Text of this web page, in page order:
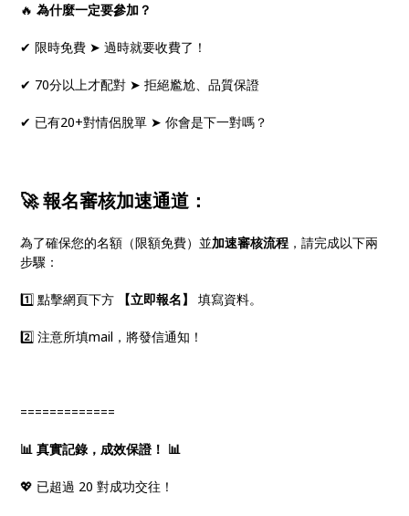
🔥為什麼一定要參加？
✔ 限時免費 ➤ 過時就要收費了！
✔ 70分以上才配對 ➤ 拒絕尷尬、品質保證
✔ 已有20+對情侶脫單 ➤ 你會是下一對嗎？
🚀 報名審核加速通道：
為了確保您的名額（限額免費）並加速審核流程 ，請完成以下兩
步驟：
1️⃣ 點擊網頁下方 【立即報名】 填寫資料。
2️⃣ 注意所填mail，將發信通知！
=============
📊 真實記錄，成效保證！ 📊
💖 已超過 20 對成功交往！